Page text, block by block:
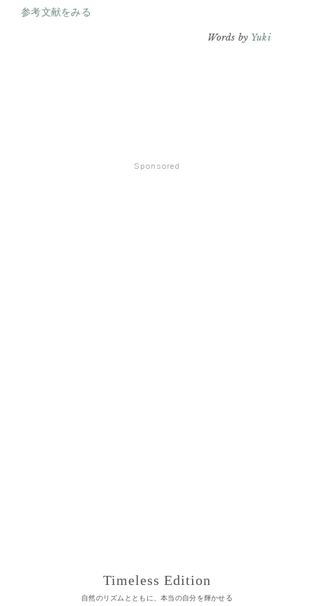
参考文献をみる
Words by Yuki
Sponsored
Timeless Edition
自然のリズムとともに、本当の自分を輝かせる